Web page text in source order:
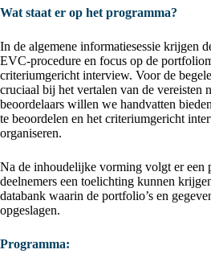
Wat staat er op het programma?
In de algemene informatiesessie krijgen
EVC-procedure en focus op de
criteriumgericht interview. Voor de
cruciaal bij het vertalen van de vereisten
beoordelaars willen we handvatten
te beoordelen en het criteriumgericht
organiseren.
Na de inhoudelijke vorming volgt er een
deelnemers een toelichting kunnen
databank waarin de portfolio’s en
opgeslagen.
Programma: